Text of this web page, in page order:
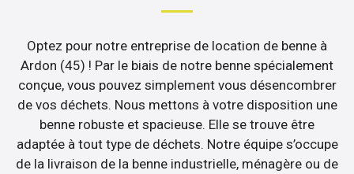
Optez pour notre entreprise de location de benne à
Ardon (45) ! Par le biais de notre benne spécialement
conçue, vous pouvez simplement vous désencombrer
de vos déchets. Nous mettons à votre disposition une
benne robuste et spacieuse. Elle se trouve être
adaptée à tout type de déchets. Notre équipe s’occupe
de la livraison de la benne industrielle, ménagère ou de